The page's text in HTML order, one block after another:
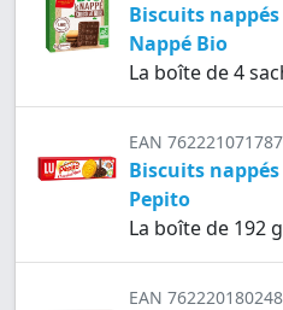
Biscuits
Nappé Bio
La boîte de 4
EAN
Biscuits
Pepito
La boîte de 192 g
EAN